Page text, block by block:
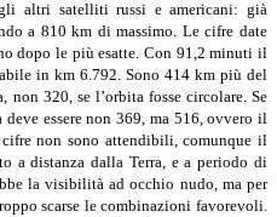
altri satelliti russi e americani: già
a 810 km di massimo. Le cifre date
dopo le più esatte. Con 91,2 minuti il
in km 6.792. Sono 414 km più del
non 320, se l’orbita fosse circolare. Se
essere non 369, ma 516, ovvero il
non sono attendibili, comunque il
a distanza dalla Terra, e a periodo di
la visibilità ad occhio nudo, ma per
scarse le combinazioni favorevoli.